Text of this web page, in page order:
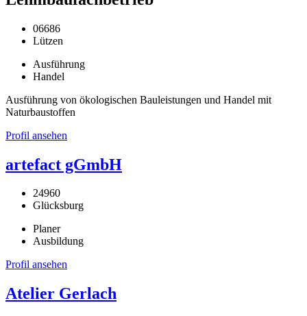
06686
Lützen
Ausführung
Handel
Ausführung von ökologischen Bauleistungen und Handel mit
Naturbaustoffen
Profil ansehen
artefact gGmbH
24960
Glücksburg
Planer
Ausbildung
Profil ansehen
Atelier Gerlach